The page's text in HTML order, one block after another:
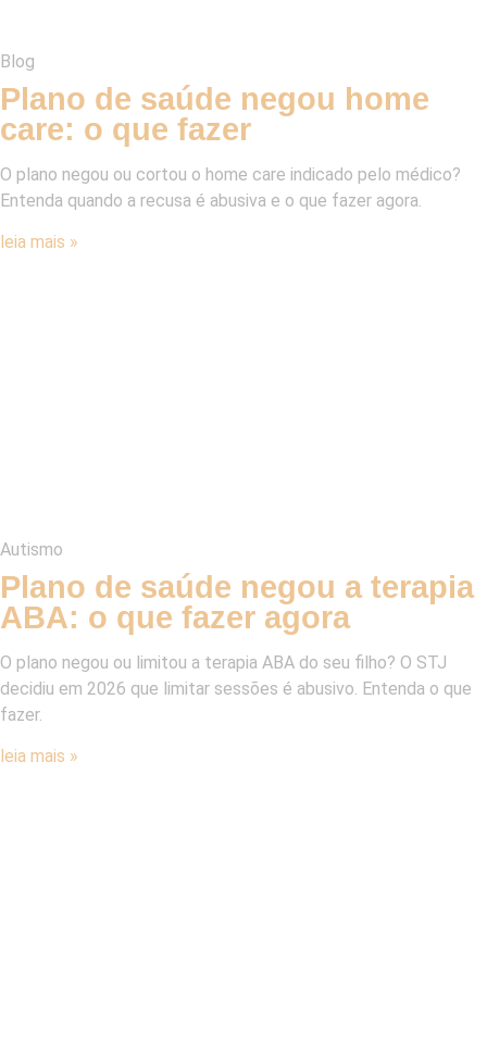
Blog
Plano de saúde negou home
care: o que fazer
O plano negou ou cortou o home care indicado pelo médico?
Entenda quando a recusa é abusiva e o que fazer agora.
leia mais »
Autismo
Plano de saúde negou a terapia
ABA: o que fazer agora
O plano negou ou limitou a terapia ABA do seu filho? O STJ
decidiu em 2026 que limitar sessões é abusivo. Entenda o que
fazer.
leia mais »